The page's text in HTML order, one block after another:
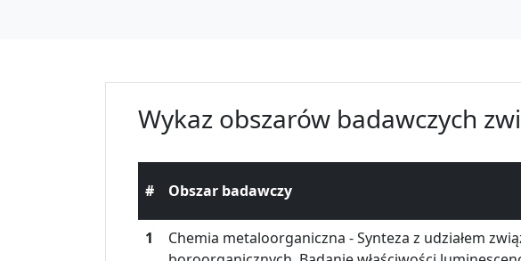
Wykaz obszarów badawczych
# Obszar badawczy
1
Chemia metaloorganiczna - Synteza z udziałem